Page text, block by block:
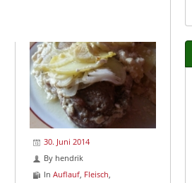
30. Juni 2014
By hendrik
InAuflauf, Fleisch,